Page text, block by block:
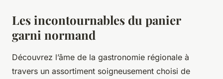
Les incontournables du panier
garni normand
Découvrez l’âme de la gastronomie régionale à
travers un assortiment soigneusement choisi de